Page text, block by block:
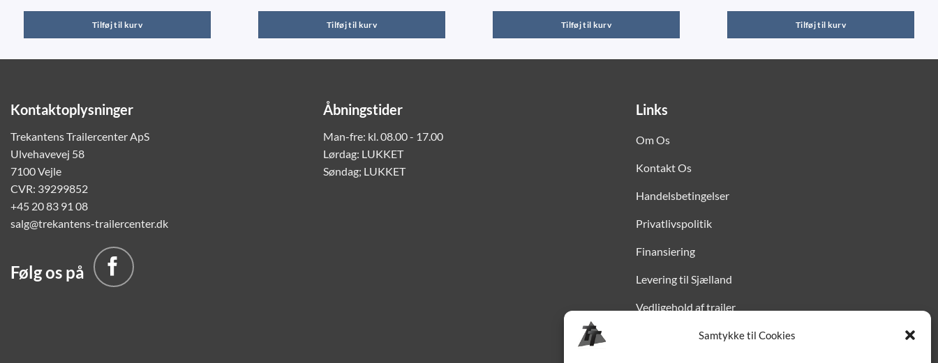
Samtykke til Cookies
Tilføj til kurv Tilføj til kurv Tilføj til kurv Tilføj til kurv
Kontaktoplysninger
Trekantens Trailercenter ApS
Ulvehavevej 58
7100 Vejle
CVR: 39299852
+45 20 83 91 08
salg@trekantens-trailercenter.dk
Følg os på
Åbningstider
Man-fre: kl. 08.00 - 17.00
Lørdag: LUKKET
Søndag; LUKKET
Links
Om Os
Kontakt Os
Handelsbetingelser
Privatlivspolitik
Finansiering
Levering til Sjælland
Vedligehold af trailer
Trailer-hjælp og FAQ